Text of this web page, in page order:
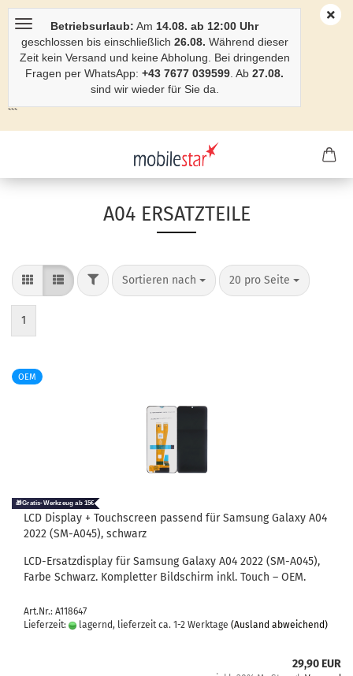
Betriebsurlaub: Am 14.08. ab 12:00 Uhr
geschlossen bis einschließlich 26.08. Während dieser
Zeit kein Versand und keine Abholung. Bei dringenden
Fragen per WhatsApp: +43 7677 039599 . Ab 27.08.
sind wir wieder für Sie da.
```
A04 ERSATZTEILE
Sortieren nach 20 pro Seite
1
OEM
LCD Dis­play + Touch­screen pas­send für Sam­sung Ga­la­xy A04
2022 (SM-​A045), schwarz
LCD-​Ersatzdisplay für Sam­sung Ga­la­xy A04 2022 (SM-​A045),
Farbe Schwarz. Kom­plet­ter Bild­schirm inkl. Touch – OEM.
Art.Nr.: A118647
Lieferzeit:
lagernd, lieferzeit ca. 1-2 Werktage (Ausland abweichend)
29,90 EUR